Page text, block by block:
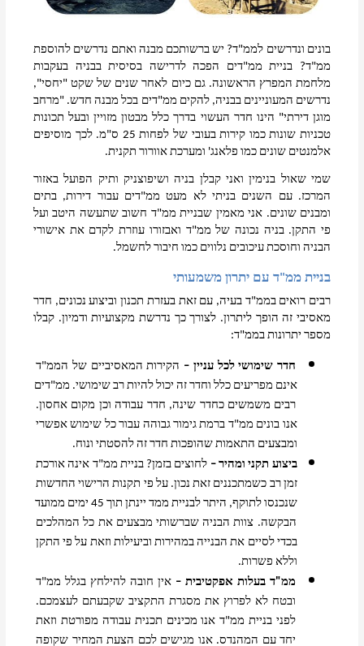
בונים ונדרשים לממ"ד? יש ברשותכם מבנה ואתם נדרשים להוספת
ממ"ד? בניית ממ"דים הפכה לדרישה בסיסית בבניה בעקבות
נדרשים המעוניינים בבניה, להקים ממ"דים בכל מבנה חדש. "מרחב
מוגן דירתי" הינו חדר העשוי בדרך כלל מבטון מזויין ובעל תכונות
אלמנטים שונים כמו פלאנג' ומערכת אוורור תקנית.
שמי שאול בנימין ואני קבלן בניה ושיפוצניק ותיק הפועל באזור
ומבנים שונים. אני מאמין שבניית ממ"ד חשוב שתעשה היטב ועל
פי התקן. בניה נכונה של ממ"ד ואבזורו עוזרת לקדם את אישורי
הבניה וחוסכת עיכובים נלווים כמו חיבור לחשמל.
בניית ממ"ד עם יתרון משמעותי
רבים רואים בממ"ד בעיה, עם זאת בעזרת תכנון וביצוע נכונים, חדר
מאסיבי זה הופך ליתרון. לצורך כך נדרשת מקצועיות ודמיון. קבלו
מספר יתרונות בממ"ד:
חדר שימושי לכל עניין –
הקירות המאסיביים של הממ"ד
אנו בונים ממ"ד ברמת גימור גבוהה עבור כל שימוש אפשרי
ומבצעים התאמות שהופכות חדר זה להסטתי ונוח.
ביצוע תקני ומהיר –
לחוצים בזמן? בניית ממ"ד אינה אורכת
זמן רב כשמתכננים זאת נכון. על פי תקנות הרישוי החדשות
בכדי לסיים את הבנייה במהירות וביעילות וזאת על פי התקן
וללא פשרות.
ממ"ד בעלות אפקטיבית –
אין חובה להילחץ בגלל ממ"ד
לפני בניית ממ"ד אנו מכינים תכנית עבודה מפורטת וזאת
יחד עם המהנדס. אנו מגישים לכם הצעת המחיר שקופה